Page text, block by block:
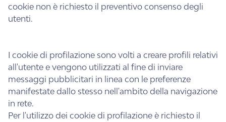
cookie non è richiesto il preventivo consenso degli
utenti.
I cookie di profilazione sono volti a creare profili relativi
all'utente e vengono utilizzati al fine di inviare
messaggi pubblicitari in linea con le preferenze
manifestate dallo stesso nell'ambito della navigazione
in rete.
Per l'utilizzo dei cookie di profilazione è richiesto il